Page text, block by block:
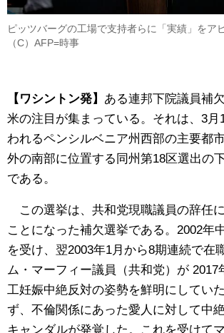
ピッツバーグの工場で支持者らに「実績」をア
（C）AFP=時事
【ワシントン発】 ある連邦下院議員補
米の注目が集まっている。それは、3月
われるペンシルベニア州西部の主要都
外の南部に位置する同州第18区選出の
である。
この選挙は、共和党現職議員の辞任
ことになった補欠選挙である。2002年
を受け、翌2003年1月から8期連続で在
ム・マーフィー議員（共和党）が 2017
工妊娠中絶反対の姿勢を鮮明にしてい
ず、不倫関係にあった愛人に対して中
キャンダルが発覚した。これを受けて